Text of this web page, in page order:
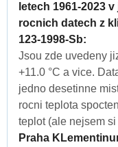
letech 1961-2023
rocnich datech z
123-1998-Sb:
Jsou zde uvedeny
+11.0 °C a vice.
jedno desetinne
rocni teplota
teplot (ale nejsem si
Praha